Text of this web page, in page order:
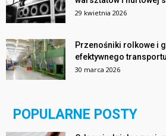
29 kwietnia 2026
Przenośniki rolkowe i
efektywnego
30 marca 2026
POPULARNE POSTY